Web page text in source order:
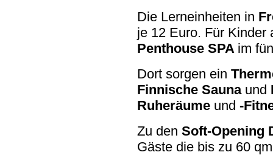
Die Lerneinheiten in
je 12 Euro. Für Kinder
Penthouse SPA im
Dort sorgen ein
Finnische Saunaund
Ruheräume und -
Zu den Soft-Opening
Gäste die bis zu 60